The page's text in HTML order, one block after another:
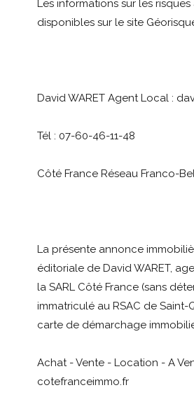
Les informations sur les
disponibles sur le site
David WARET Agent Local :
Tél : 07-60-46-11-48
Côté France Réseau Franco-
La présente annonce
éditoriale de David WARET,
la SARL Côté France (sans
immatriculé au RSAC de Saint-
carte de démarchage
Achat - Vente - Location - A
cotefranceimmo.fr